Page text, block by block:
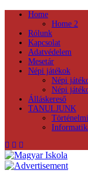
Home
Home 2
Rólunk
Kapcsolat
Adatvédelem
Mesetár
Népi játékok
Népi
Népi
Álláskereső
TANULJUNK